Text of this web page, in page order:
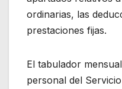
ordinarias, las
prestaciones fijas.
El tabulador
personal del